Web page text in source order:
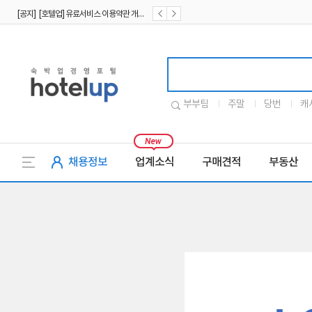
부부팀 주말 당번 캐
채용정보 업계소식 구매견적 부동산